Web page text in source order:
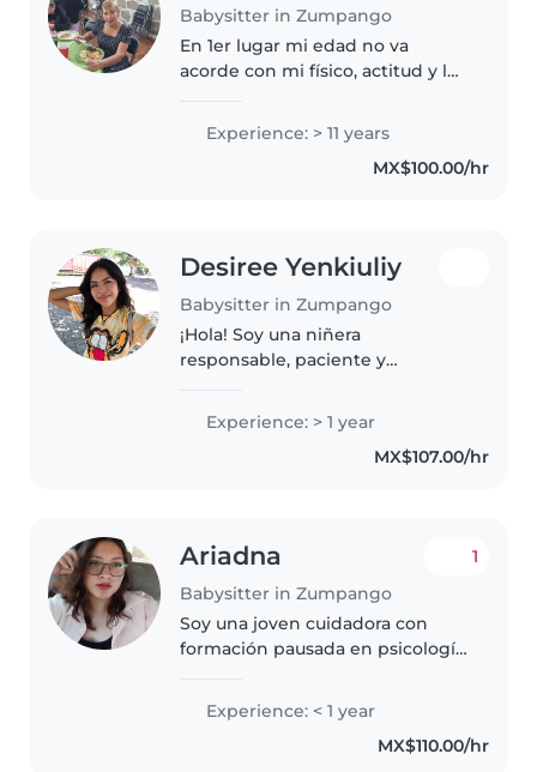
Babysitter in Zumpango
En 1er lugar mi edad no va
acorde con mi físico, actitud y lo
tengo gran facilidad para hacer
"clic" con los bebés y niños,
Experience: > 11 years
MX$100.00/hr
Desiree Yenkiuliy
Babysitter in Zumpango
¡Hola! Soy una niñera
responsable, paciente y
de experiencia cuidando niños
en edad preescolar, escolar y
adolescentes. Me encanta leer
Experience: > 1 year
MX$107.00/hr
Ariadna
Babysitter in Zumpango
1
Soy una joven cuidadora con
formación pausada en psicología
nueva en esto, tengo mucha
paciencia, creatividad y
Experience: < 1 year
MX$110.00/hr